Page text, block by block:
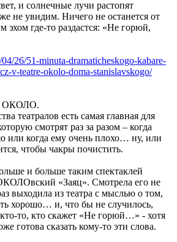
и солнечные лучи растопят
не увидим. Ничего не останется от
эхом где-то раздастся: «Не горюй,
26/51-minuta-dramaticheskogo-kabare-
v-teatre-okolo-doma-stanislavskogo/
ОКОЛО.
театралов есть самая главная для
смотрят раз за разом – когда
или когда ему очень плохо… ну, или
чтобы чакры почистить.
и больше таким спектаклей
«Заяц». Смотрела его не
выходила из театра с мыслью о том,
хорошо… и, что бы не случилось,
кто-то, кто скажет «Не горюй…» - хотя
готова сказать кому-то эти слова.